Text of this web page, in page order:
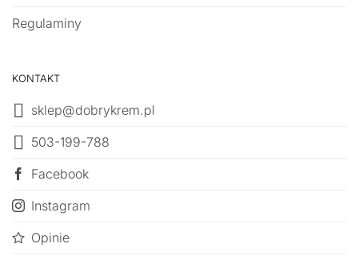
Regulaminy
KONTAKT
sklep@dobrykrem.pl
503-199-788
Facebook
Instagram
Opinie